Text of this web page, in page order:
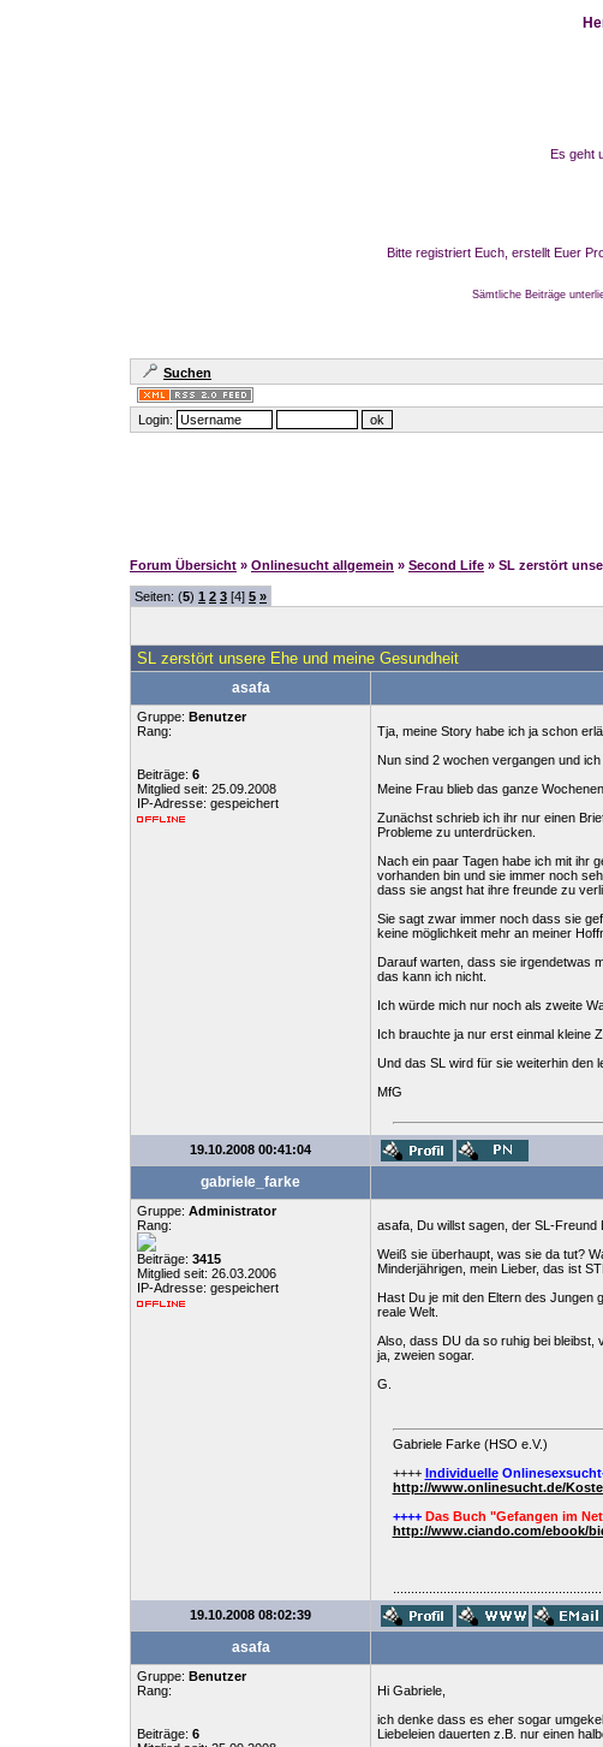
Es geht
Bitte registriert Euch, erstellt Euer
Sämtliche Beiträge
Suchen
Login:
Forum Übersicht » Onlinesucht allgemein » Second Life » SL zerstört
Seiten: (5) 1 2 3 [4] 5 »
SL zerstört unsere Ehe und meine Gesundheit
asafa
Gruppe: Benutzer
Rang:
Beiträge: 6
Mitglied seit: 25.09.2008
IP-Adresse: gespeichert
Tja, meine Story habe ich ja schon
Nun sind 2 wochen vergangen und
Meine Frau blieb das ganze
Zunächst schrieb ich ihr nur einen
Probleme zu unterdrücken.
Nach ein paar Tagen habe ich mit ihr
vorhanden bin und sie immer noch
dass sie angst hat ihre freunde zu
Sie sagt zwar immer noch dass sie
keine möglichkeit mehr an meiner
Darauf warten, dass sie irgendetwas
das kann ich nicht.
Ich würde mich nur noch als zweite
Ich brauchte ja nur erst einmal kleine
Und das SL wird für sie weiterhin den
MfG
19.10.2008 00:41:04
gabriele_farke
Gruppe: Administrator
Rang:
Beiträge: 3415
Mitglied seit: 26.03.2006
IP-Adresse: gespeichert
asafa, Du willst sagen, der SL-
Weiß sie überhaupt, was sie da tut?
Minderjährigen, mein Lieber, das ist
Hast Du je mit den Eltern des Jungen
reale Welt.
Also, dass DU da so ruhig bei bleibst,
ja, zweien sogar.
G.
Gabriele Farke (HSO e.V.)
++++ Individuelle
http://www.onlinesucht.de/
++++ Das Buch "Gefangen im
http://www.ciando.com/ebook/
19.10.2008 08:02:39
asafa
Gruppe: Benutzer
Rang:
Beiträge: 6
Hi Gabriele,
ich denke dass es eher sogar
Liebeleien dauerten z.B. nur einen